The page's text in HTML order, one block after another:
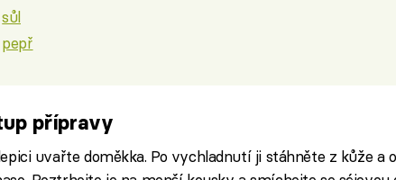
sůl
pepř
přípravy
uvařte doměkka. Po vychladnutí ji stáhněte z kůže a